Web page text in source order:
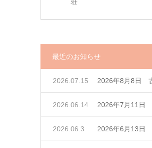
最近のお知らせ
2026年8月8日
2026.07.15
2026年7月11日
2026.06.14
2026年6月13日
2026.06.3